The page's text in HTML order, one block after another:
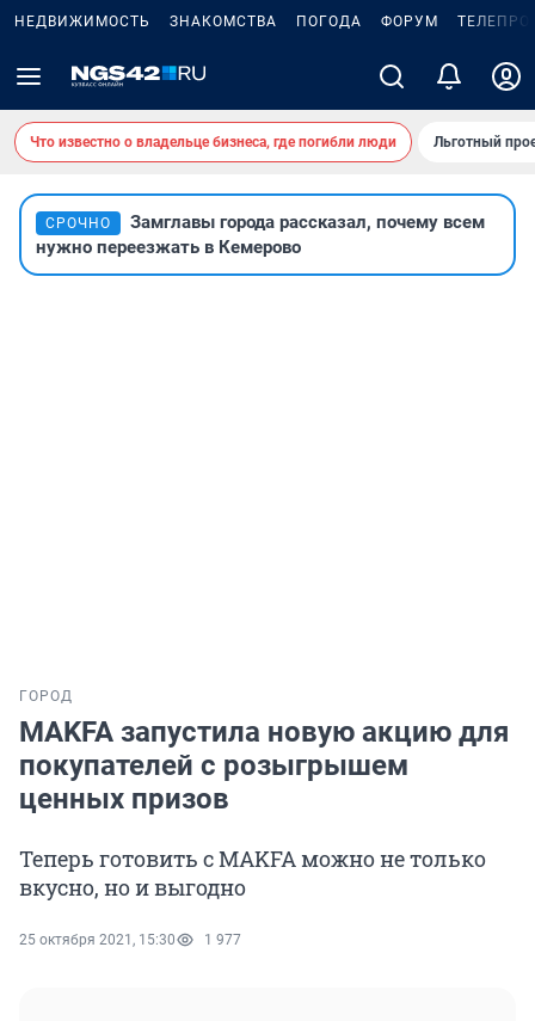
НЕДВИЖИМОСТЬ ЗНАКОМСТВА ПОГОДА ФОРУМ
Что известно о владельце бизнеса, где погибли люди Льготный
СРОЧНО
Замглавы города рассказал, почему всем
нужно переезжать в Кемерово
ГОРОД
MAKFA запустила новую акцию для
покупателей с розыгрышем
ценных призов
Теперь готовить с MAKFA можно не только
вкусно, но и выгодно
25 октября 2021, 15:30 1 977